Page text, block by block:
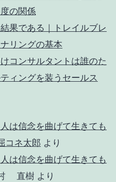
の関係
果である｜トレイルブレ
リングの基本
コンサルタントは誰のた
ィングを装うセールス
は信念を曲げて生きても
コネ太郎 より
は信念を曲げて生きても
直樹 より